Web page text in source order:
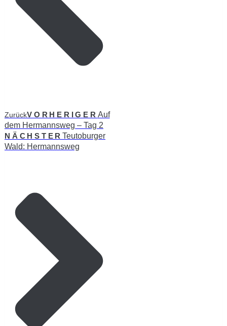
ZurückVORHERIGER Auf
dem Hermannsweg – Tag 2
NÄCHSTER Teutoburger
Wald: Hermannsweg